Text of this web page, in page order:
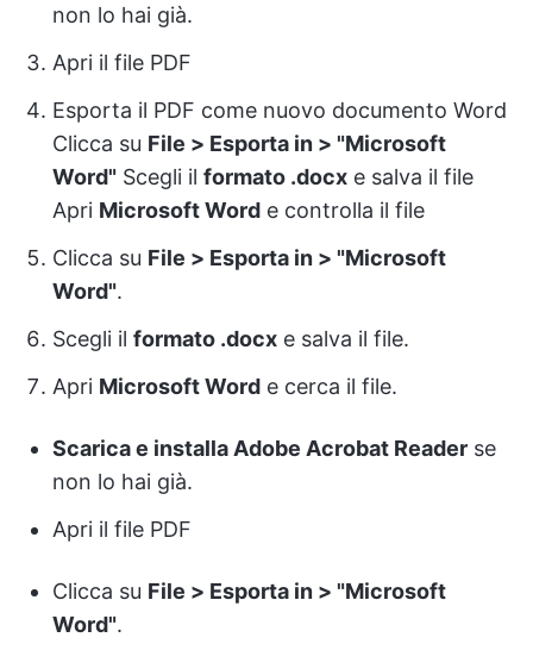
non lo hai già.
Apri il file PDF
Esporta il PDF come nuovo documento Word
Clicca su File > Esporta in > "Microsoft
Word" Scegli il formato .docx e salva il file
Apri Microsoft Word e controlla il file
Clicca su File > Esporta in > "Microsoft
Word".
Scegli il formato .docx e salva il file.
Apri Microsoft Word e cerca il file.
Scarica e installa Adobe Acrobat Reader se
non lo hai già.
Apri il file PDF
Clicca su File > Esporta in > "Microsoft
Word".